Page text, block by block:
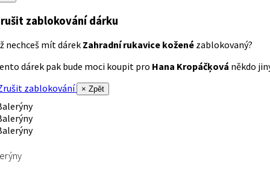
zablokování dárku
nechceš mít dárek Zahradní rukavice kožené zablokovaný?
dárek pak bude moci koupit pro Hana Kropáčķová někdo
zablokování
× Zpět